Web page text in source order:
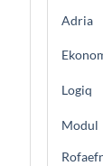
Adria
Logiq
Modul
Bæta
óskalista